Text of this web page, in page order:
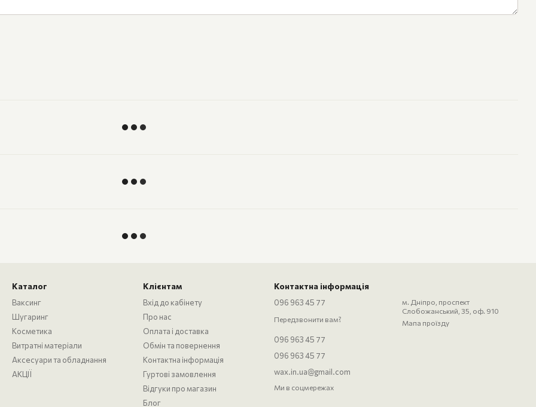
Каталог
Ваксинг
Шугаринг
Косметика
Витратні матеріали
Аксесуари та обладнання
АКЦІЇ
Клієнтам
Вхід до кабінету
Про нас
Оплата і доставка
Обмін та повернення
Контактна інформація
Гуртові замовлення
Відгуки про магазин
Блог
Контактна інформація
096 963 45 77
Передзвонити вам?
096 963 45 77
096 963 45 77
wax.in.ua@gmail.com
м. Дніпро, проспект
Слобожанський, 35, оф. 910
Мапа проїзду
Ми в соцмережах